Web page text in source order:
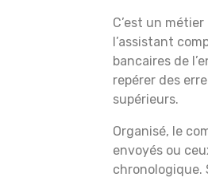
C’est un
l’assistant
bancaires de
repérer des
supérieurs.
Organisé, le
envoyés ou
chronologique.